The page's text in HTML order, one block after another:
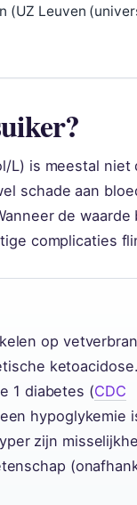
(UZ Leuven
L) is meestal niet
schade aan
de waarde
complicaties
op
1 diabetes (CDC
hypoglykemie
zijn